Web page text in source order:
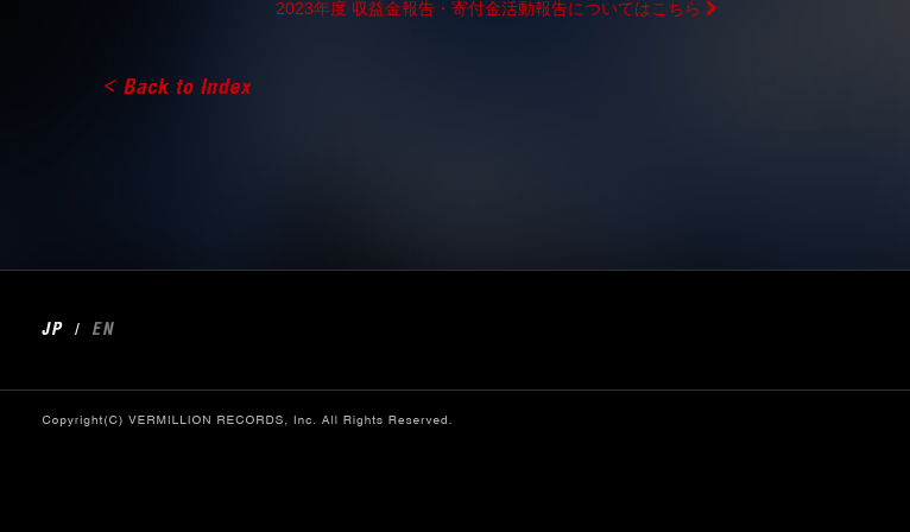
2023年度 収益金報告・寄付金活動報告についてはこちら
/